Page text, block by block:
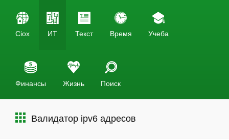
Ciox ИТ Текст Время Учеба
Финансы Жизнь Поиск
Валидатор ipv6 адресов